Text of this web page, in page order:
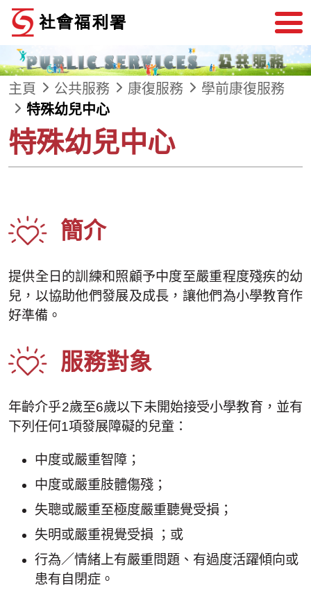
跳到內容
主頁 公共服務 康復服務
學前康復服務
特殊幼兒中心
特殊幼兒中心
簡介
提供全日的訓練和照顧予中度至嚴重程度殘疾的幼
兒，以協助他們發展及成長，讓他們為小學教育作
好準備。
服務對象
年齡介乎2歲至6歲以下未開始接受小學教育，並有
下列任何1項發展障礙的兒童：
中度或嚴重智障；
中度或嚴重肢體傷殘；
失聰或嚴重至極度嚴重聽覺受損；
失明或嚴重視覺受損 ；或
行為／情緒上有嚴重問題、有過度活躍傾向或
患有自閉症。